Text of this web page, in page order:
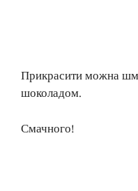
Прикрасити можна
шоколадом.
Смачного!